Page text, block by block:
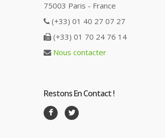
75003 Paris - France
(+33) 01 40 27 07 27
(+33) 01 70 24 76 14
Nous contacter
Restons En Contact !